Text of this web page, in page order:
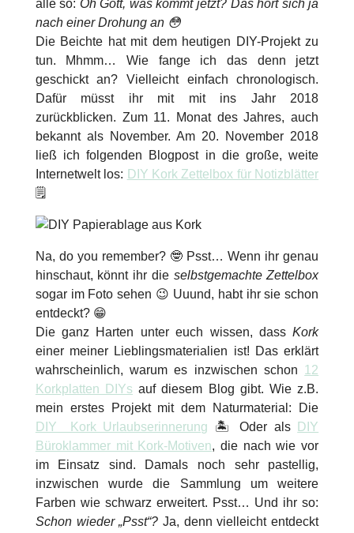
alle so: Oh Gott, was kommt jetzt? Das hört sich ja
nach einer Drohung an 😳
Die Beichte hat mit dem heutigen DIY-Projekt zu
tun. Mhmm… Wie fange ich das denn jetzt
geschickt an? Vielleicht einfach chronologisch.
Dafür müsst ihr mit mit ins Jahr 2018
zurückblicken. Zum 11. Monat des Jahres, auch
bekannt als November. Am 20. November 2018
ließ ich folgenden Blogpost in die große, weite
Internetwelt los: DIY Kork Zettelbox für Notizblätter
🗒
Na, do you remember? 🤓 Psst… Wenn ihr genau
hinschaut, könnt ihr die selbstgemachte Zettelbox
sogar im Foto sehen 😉 Uuund, habt ihr sie schon
entdeckt? 😁
Die ganz Harten unter euch wissen, dassKork
einer meiner Lieblingsmaterialien ist! Das erklärt
wahrscheinlich, warum es inzwischen schon
12
Korkplatten DIYs auf diesem Blog gibt. Wie z.B.
mein erstes Projekt mit dem Naturmaterial: Die
DIY Kork Urlaubserinnerung 🏝 Oder als
DIY
Büroklammer mit Kork-Motiven, die nach wie vor
im Einsatz sind. Damals noch sehr pastellig,
inzwischen wurde die Sammlung um weitere
Farben wie schwarz erweitert. Psst… Und ihr so:
Schon wieder „Psst“? Ja, denn vielleicht entdeckt